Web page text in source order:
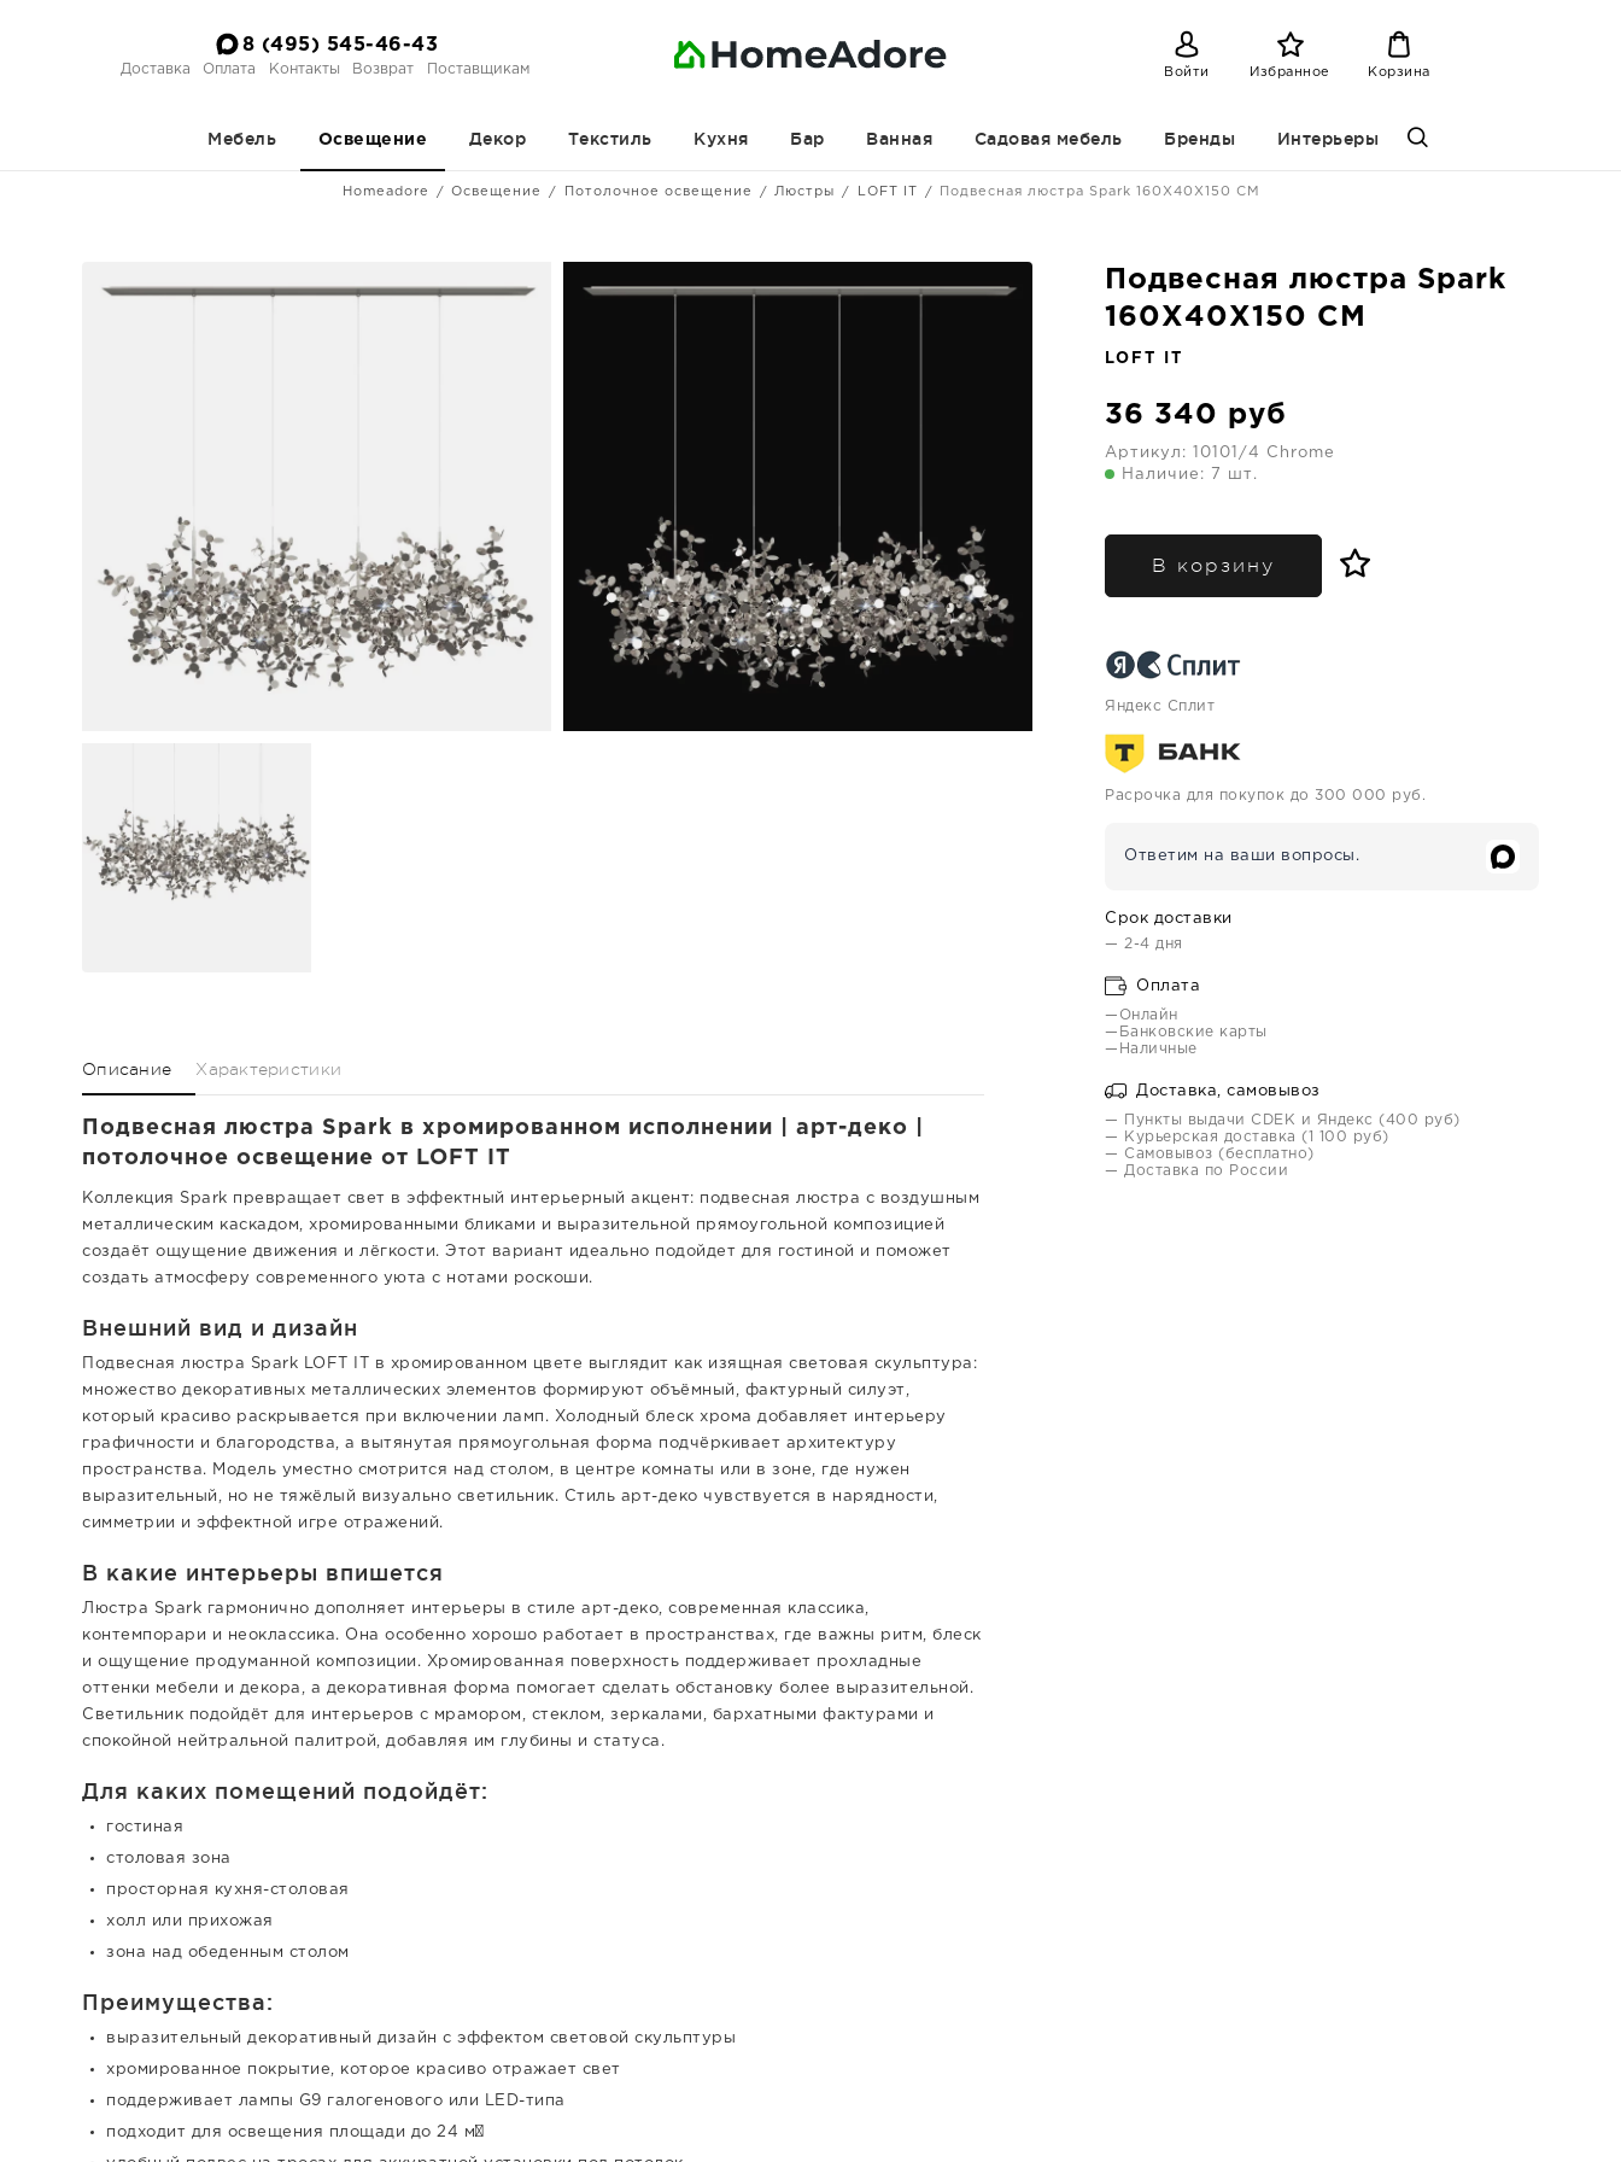
8 (495) 545-46-43
Доставка Оплата Контакты Возврат Поставщикам Войти Избранное Корзина
Мебель Освещение Декор Текстиль Кухня Бар Ванная Садовая мебель Бренды Интерьеры
Homeadore Освещение Потолочное освещение Люстры LOFT IT Подвесная люстра Spark 160X40X150 CM
Подвесная люстра Spark
160X40X150 CM
LOFT IT
36 340 руб
Артикул:
10101/4 Chrome
Наличие: 7 шт.
В корзину
Яндекс Сплит
Расрочка для покупок до 300 000 руб.
Ответим на ваши вопросы.
Срок доставки
— 2-4 дня
Оплата
—Онлайн
—Банковские карты
—Наличные
Доставка, самовывоз
— Пункты выдачи CDEK и Яндекс (400 руб)
— Курьерская доставка (1 100 руб)
— Самовывоз (бесплатно)
— Доставка по России
Описание Характеристики
Подвесная люстра Spark в хромированном исполнении | арт-деко |
потолочное освещение от LOFT IT
Коллекция Spark превращает свет в эффектный интерьерный акцент: подвесная люстра с воздушным
металлическим каскадом, хромированными бликами и выразительной прямоугольной композицией
создаёт ощущение движения и лёгкости. Этот вариант идеально подойдет для гостиной и поможет
создать атмосферу современного уюта с нотами роскоши.
Внешний вид и дизайн
Подвесная люстра Spark LOFT IT в хромированном цвете выглядит как изящная световая скульптура:
множество декоративных металлических элементов формируют объёмный, фактурный силуэт,
который красиво раскрывается при включении ламп. Холодный блеск хрома добавляет интерьеру
графичности и благородства, а вытянутая прямоугольная форма подчёркивает архитектуру
пространства. Модель уместно смотрится над столом, в центре комнаты или в зоне, где нужен
выразительный, но не тяжёлый визуально светильник. Стиль арт-деко чувствуется в нарядности,
симметрии и эффектной игре отражений.
В какие интерьеры впишется
Люстра Spark гармонично дополняет интерьеры в стиле арт-деко, современная классика,
контемпорари и неоклассика. Она особенно хорошо работает в пространствах, где важны ритм, блеск
и ощущение продуманной композиции. Хромированная поверхность поддерживает прохладные
оттенки мебели и декора, а декоративная форма помогает сделать обстановку более выразительной.
Светильник подойдёт для интерьеров с мрамором, стеклом, зеркалами, бархатными фактурами и
спокойной нейтральной палитрой, добавляя им глубины и статуса.
Для каких помещений подойдёт:
гостиная
столовая зона
просторная кухня-столовая
холл или прихожая
зона над обеденным столом
Преимущества:
выразительный декоративный дизайн с эффектом световой скульптуры
хромированное покрытие, которое красиво отражает свет
поддерживает лампы G9 галогенового или LED-типа
подходит для освещения площади до 24 м²